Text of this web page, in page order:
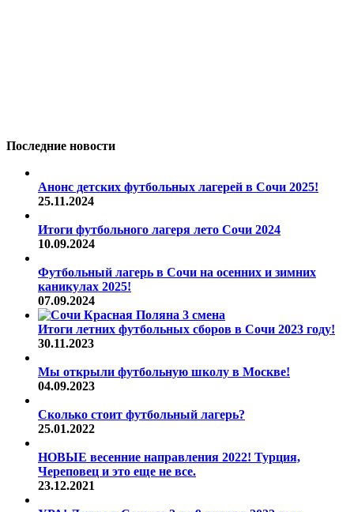
Последние новости
Анонс детских футбольных лагерей в Сочи 2025!
25.11.2024
Итоги футбольного лагеря лето Сочи 2024
10.09.2024
Футбольный лагерь в Сочи на осенних и зимних
каникулах 2025!
07.09.2024
Итоги летних футбольных сборов в Сочи 2023 году!
30.11.2023
Мы открыли футбольную школу в Москве!
04.09.2023
Сколько стоит футбольный лагерь?
25.01.2022
НОВЫЕ весенние направления 2022! Турция,
Череповец и это еще не все.
23.12.2021